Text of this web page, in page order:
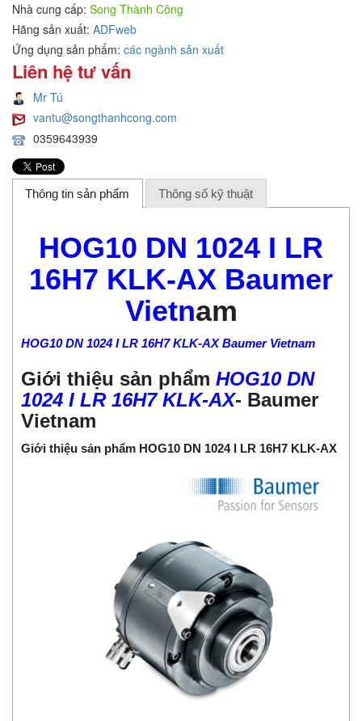
Nhà cung cấp: Song Thành Công
Hãng sản xuất: ADFweb
Ứng dụng sản phẩm: các ngành sản xuất
Liên hệ tư vấn
Mr Tú
vantu@songthanhcong.com
0359643939
Thông tin sản phẩm Thông số kỹ thuật
HOG10 DN 1024 I LR
16H7 KLK-AX Baumer
Vietnam
HOG10 DN 1024 I LR 16H7 KLK-AX Baumer Vietnam
Giới thiệu sản phẩm HOG10 DN
1024 I LR 16H7 KLK-AX- Baumer
Vietnam
Giới thiệu sản phẩm HOG10 DN 1024 I LR 16H7 KLK-AX